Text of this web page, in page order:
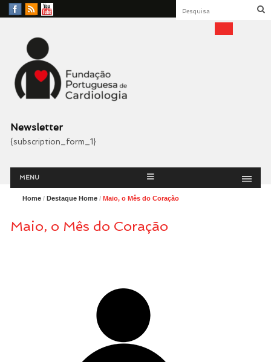
Facebook
RSS
YouTube
Fundação Portuguesa
Cardiologia
Newsletter
{subscription_form_1}
Menu
MENU
Home/ Destaque Home/ Maio, o Mês do Coração
Maio, o Mês do Coração